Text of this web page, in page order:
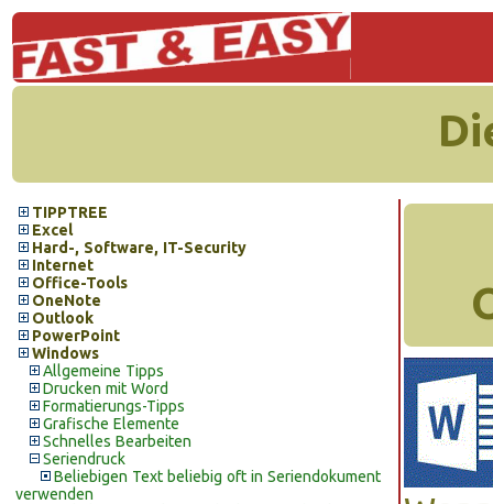
TIPPTREE
Excel
Hard-, Software, IT-Security
Internet
Office-Tools
OneNote
Outlook
PowerPoint
Windows
Allgemeine Tipps
Drucken mit Word
Formatierungs-Tipps
Grafische Elemente
Schnelles Bearbeiten
Seriendruck
Beliebigen Text beliebig oft in Seriendokument
verwenden